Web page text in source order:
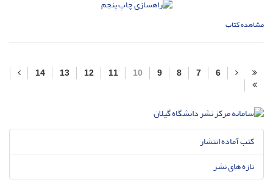
مشاهده کتاب
6
7
8
9
10
11
12
13
14
کتب آماده انتشار
تازه های نشر